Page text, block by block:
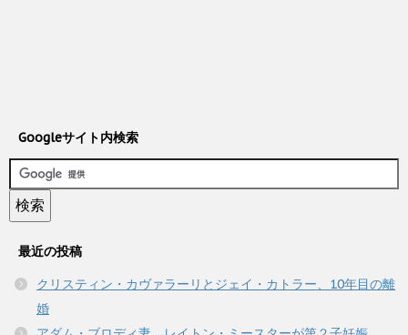
Googleサイト内検索
最近の投稿
クリスティン・カヴァラーリとジェイ・カトラー、10年目の離
婚